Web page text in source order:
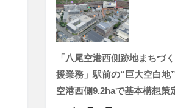
「八尾空港西側跡地まちづ
援業務」駅前の“巨大空白
空港西側9.2haで基本構想策